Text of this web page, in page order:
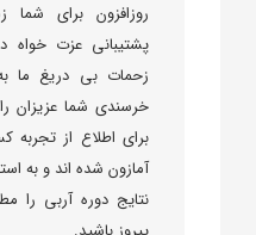
روزافزون برای
پشتیبانی عزت
زحمات بی دریغ ما
خرسندی شما عزیزان
برای اطلاع از تجربه
آمازون شده اند و به
نتایج دوره آربی را